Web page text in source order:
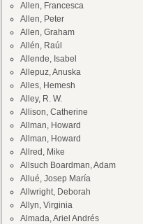
Allen, Francesca
Allen, Peter
Allen, Graham
Allén, Raúl
Allende, Isabel
Allepuz, Anuska
Alles, Hemesh
Alley, R. W.
Allison, Catherine
Allman, Howard
Allman, Howard
Allred, Mike
Allsuch Boardman, Adam
Allué, Josep María
Allwright, Deborah
Allyn, Virginia
Almada, Ariel Andrés